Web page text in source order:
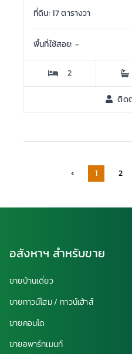
ที่ดิน: 17 ตารางวา
พื้นที่ใช้สอย: -
2
ติด
‹ 1 2
อสังหาฯ สำหรับขาย
ขายบ้านเดี่ยว
ขายทาวน์โฮม / ทาวน์เฮ้าส์
ขายคอนโด
ขายอพาร์ทเมนท์